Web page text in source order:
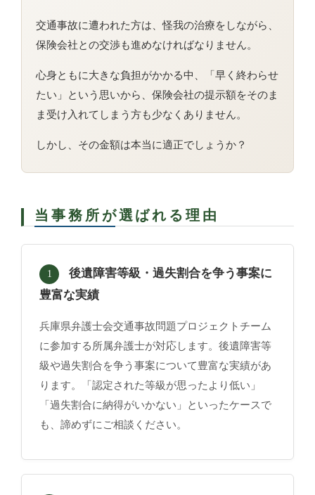
交通事故に遭われた方は、怪我の治療をしながら、
保険会社との交渉も進めなければなりません。
心身ともに大きな負担がかかる中、「早く終わらせ
たい」という思いから、保険会社の提示額をそのま
ま受け入れてしまう方も少なくありません。
しかし、その金額は本当に適正でしょうか？
当事務所が選ばれる理由
1
後遺障害等級・過失割合を争う事案に
豊富な実績
兵庫県弁護士会交通事故問題プロジェクトチーム
に参加する所属弁護士が対応します。後遺障害等
級や過失割合を争う事案について豊富な実績があ
ります。「認定された等級が思ったより低い」
「過失割合に納得がいかない」といったケースで
も、諦めずにご相談ください。